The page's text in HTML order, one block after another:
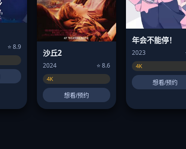
⭐ 8.9
沙丘2
2024 ⭐ 8.6
4K
想看/预约
年会不能停！
2023
4K
想看/预约